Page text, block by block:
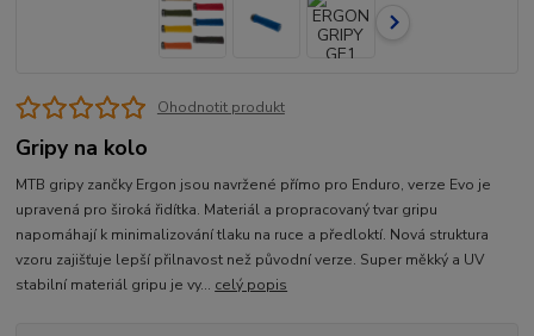
Ohodnotit produkt
Gripy na kolo
MTB gripy zančky Ergon jsou navržené přímo pro Enduro, verze Evo je
upravená pro široká řidítka. Materiál a propracovaný tvar gripu
napomáhají k minimalizování tlaku na ruce a předloktí. Nová struktura
vzoru zajišťuje lepší přilnavost než původní verze. Super měkký a UV
stabilní materiál gripu je vy... celý popis